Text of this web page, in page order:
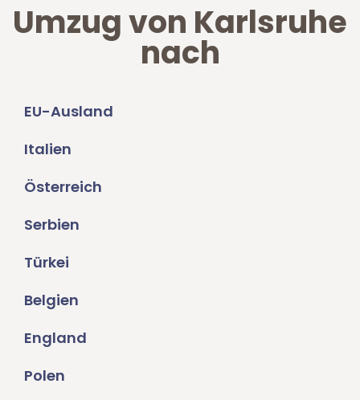
Umzug von Karlsruhe
nach
EU-Ausland
Italien
Österreich
Serbien
Türkei
Belgien
England
Polen